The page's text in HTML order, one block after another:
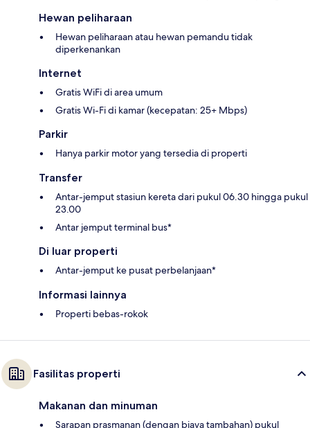
Hewan peliharaan
Hewan peliharaan atau hewan pemandu tidak
diperkenankan
Internet
Gratis WiFi di area umum
Gratis Wi-Fi di kamar (kecepatan: 25+ Mbps)
Parkir
Hanya parkir motor yang tersedia di properti
Transfer
Antar-jemput stasiun kereta dari pukul 06.30 hingga pukul
23.00
Antar jemput terminal bus*
Di luar properti
Antar-jemput ke pusat perbelanjaan*
Informasi lainnya
Properti bebas-rokok
Fasilitas properti
Makanan dan minuman
Sarapan prasmanan (dengan biaya tambahan) pukul